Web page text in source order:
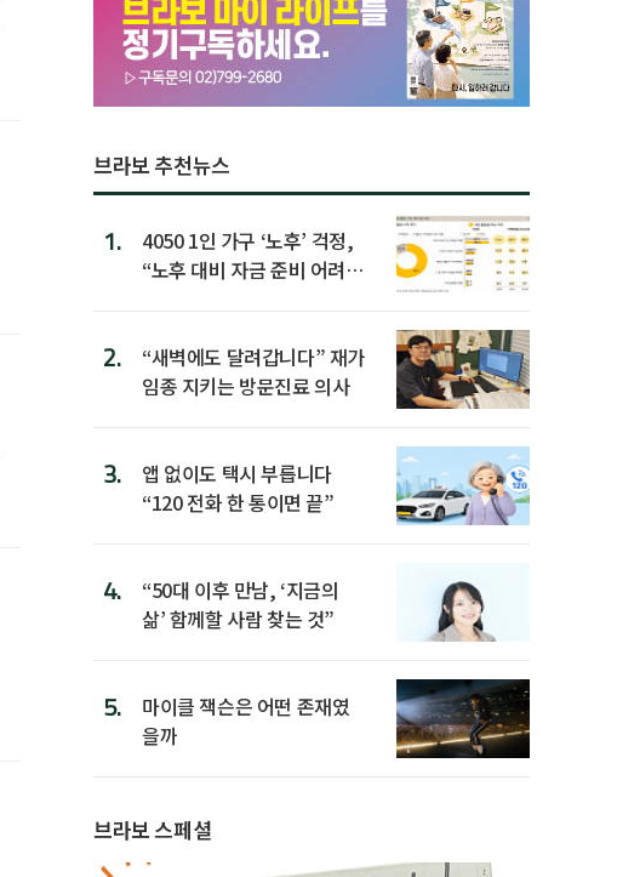
브라보 추천뉴스
1.
4050 1인 가구 ‘노후’ 걱정,
“노후 대비 자금 준비 어려
2.
“새벽에도 달려갑니다” 재가
임종 지키는 방문진료 의사
3.
앱 없이도 택시 부릅니다
“120 전화 한 통이면 끝”
4.
“50대 이후 만남, ‘지금의
삶’ 함께할 사람 찾는 것”
5.
마이클 잭슨은 어떤 존재였
을까
브라보 스페셜